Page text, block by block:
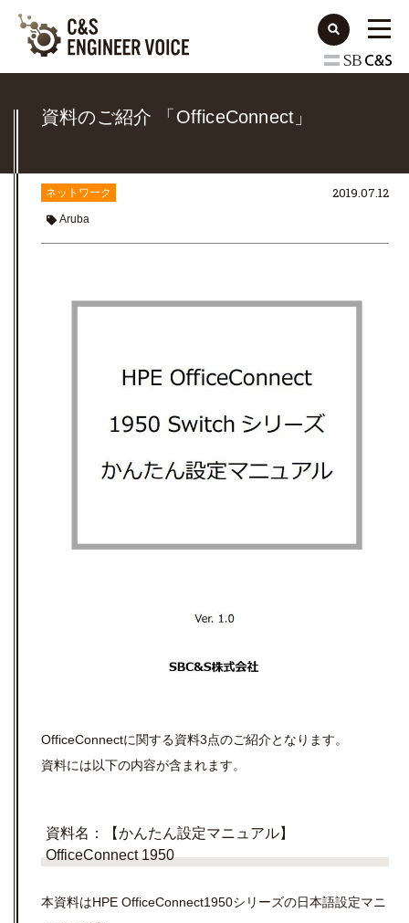
資料のご紹介 「OfficeConnect」
ネットワーク
Aruba
2019.07.12
OfficeConnectに関する資料3点のご紹介となります。
資料には以下の内容が含まれます。
資料名：【かんたん設定マニュアル】
OfficeConnect 1950
本資料はHPE OfficeConnect1950シリーズの日本語設定マニ